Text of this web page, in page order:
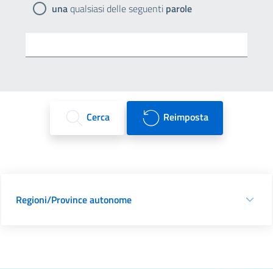
unaqualsiasi delle seguenti parole
Cerca Reimposta
Regioni/Province autonome